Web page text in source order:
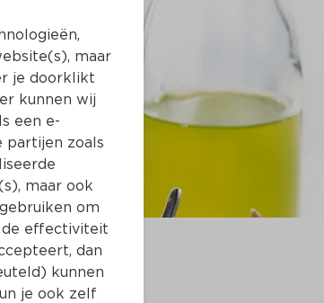
Boodschappenlijstjes
maar
je doorklikt
kunnen wij
een e-
partijen zoals
maar ook
om
de effectiviteit
dan
kunnen
je ook zelf